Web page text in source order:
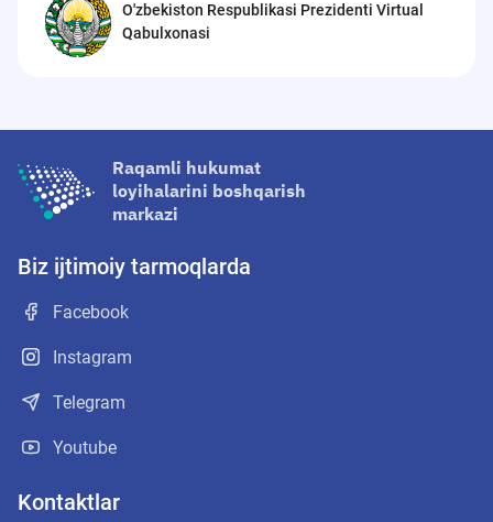
O'zbekiston Respublikasi Prezidenti Virtual
Qabulxonasi
Raqamli hukumat
loyihalarini boshqarish
markazi
Biz ijtimoiy tarmoqlarda
Facebook
Instagram
Telegram
Youtube
Kontaktlar